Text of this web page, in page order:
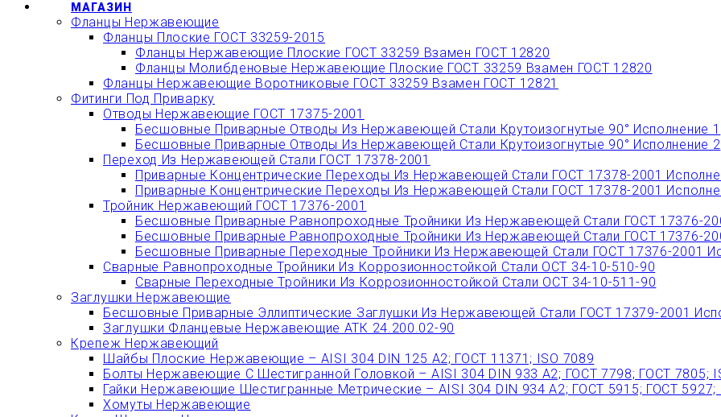
МАГАЗИН
Фланцы Нержавеющие
Фланцы Плоские ГОСТ 33259-2015
Фланцы Нержавеющие Плоские ГОСТ 33259 Взамен ГОСТ 12820
Фланцы Молибденовые Нержавеющие Плоские ГОСТ 33259 Взамен ГОСТ 12820
Фланцы Нержавеющие Воротниковые ГОСТ 33259 Взамен ГОСТ 12821
Фитинги Под Приварку
Отводы Нержавеющие ГОСТ 17375-2001
Бесшовные Приварные Отводы Из Нержавеющей Стали Крутоизогнутые 90° Исполнение 1
Бесшовные Приварные Отводы Из Нержавеющей Стали Крутоизогнутые 90° Исполнение 2
Переход Из Нержавеющей Стали ГОСТ 17378-2001
Приварные Концентрические Переходы Из Нержавеющей Стали ГОСТ 17378-2001
Приварные Концентрические Переходы Из Нержавеющей Стали ГОСТ 17378-2001
Тройник Нержавеющий ГОСТ 17376-2001
Бесшовные Приварные Равнопроходные Тройники Из Нержавеющей Стали ГОСТ 17376-
Бесшовные Приварные Равнопроходные Тройники Из Нержавеющей Стали ГОСТ 17376-
Бесшовные Приварные Переходные Тройники Из Нержавеющей Стали ГОСТ 17376-2001
Сварные Равнопроходные Тройники Из Коррозионностойкой Стали ОСТ 34-10-510-90
Сварные Переходные Тройники Из Коррозионностойкой Стали ОСТ 34-10-511-90
Заглушки Нержавеющие
Бесшовные Приварные Эллиптические Заглушки Из Нержавеющей Стали ГОСТ 17379-2001
Заглушки Фланцевые Нержавеющие АТК 24.200.02-90
Крепеж Нержавеющий
Шайбы Плоские Нержавеющие – AISI 304 DIN 125 A2; ГОСТ 11371; ISO 7089
Болты Нержавеющие С Шестигранной Головкой – AISI 304 DIN 933 A2; ГОСТ 7798; ГОСТ 7805;
Гайки Нержавеющие Шестигранные Метрические – AISI 304 DIN 934 А2; ГОСТ 5915; ГОСТ 5927;
Хомуты Нержавеющие